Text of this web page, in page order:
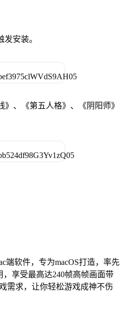
安装。
、《第五人格》、《阴阳师》
端软件，专为macOS打造，率先
享受最高达240帧高帧画面带
需求，让你轻松游戏成神不伤